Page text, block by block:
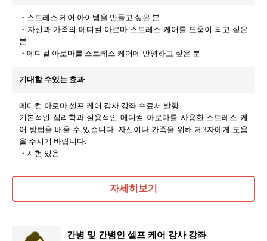
・스트레스 케어 아이템을 만들고 싶은 분
・자신과 가족의 메디컬 아로마 스트레스 케어를 도움이 되고 싶은
분
・메디컬 아로마를 스트레스 케어에 반영하고 싶은 분
기대할 수있는 효과
메디컬 아로마 셀프 케어 강사 강좌 수료서 발행
기본적인 심리학과 실용적인 메디컬 아로마를 사용한 스트레스 케
어 방법을 배울 수 있습니다. 자신이나 가족을 위해 제3자에게 도움
을 주시기 바랍니다.
・시험 있음
자세히보기
간병 및 간병인 셀프 케어 강사 강좌